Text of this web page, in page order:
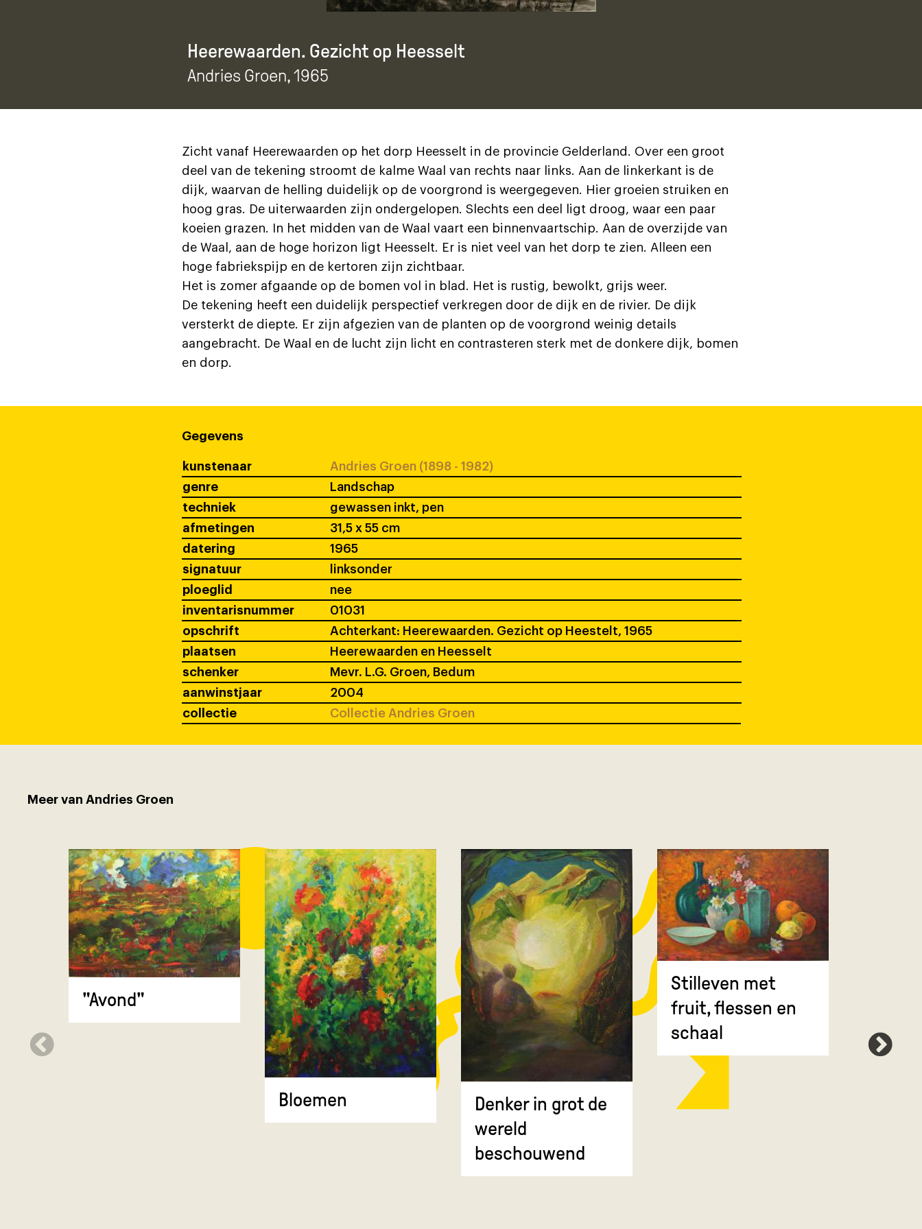
Heerewaarden. Gezicht op Heesselt
Andries Groen, 1965
Zicht vanaf Heerewaarden op het dorp Heesselt in de provincie Gelderland. Over een groot
deel van de tekening stroomt de kalme Waal van rechts naar links. Aan de linkerkant is de
dijk, waarvan de helling duidelijk op de voorgrond is weergegeven. Hier groeien struiken en
hoog gras. De uiterwaarden zijn ondergelopen. Slechts een deel ligt droog, waar een paar
koeien grazen. In het midden van de Waal vaart een binnenvaartschip. Aan de overzijde van
de Waal, aan de hoge horizon ligt Heesselt. Er is niet veel van het dorp te zien. Alleen een
hoge fabriekspijp en de kertoren zijn zichtbaar.
Het is zomer afgaande op de bomen vol in blad. Het is rustig, bewolkt, grijs weer.
De tekening heeft een duidelijk perspectief verkregen door de dijk en de rivier. De dijk
versterkt de diepte. Er zijn afgezien van de planten op de voorgrond weinig details
aangebracht. De Waal en de lucht zijn licht en contrasteren sterk met de donkere dijk, bomen
en dorp.
Gegevens
kunstenaar
Andries Groen (1898 - 1982)
genre
Landschap
techniek
gewassen inkt, pen
afmetingen
31,5 x 55 cm
datering
1965
signatuur
linksonder
ploeglid
nee
inventarisnummer
01031
opschrift
Achterkant: Heerewaarden. Gezicht op Heestelt, 1965
plaatsen
Heerewaarden en Heesselt
schenker
Mevr. L.G. Groen, Bedum
aanwinstjaar
2004
collectie
Collectie Andries Groen
Meer van Andries Groen
"Avond"
Bloemen
Denker in grot de
wereld
beschouwend
Stilleven met
fruit, flessen en
schaal